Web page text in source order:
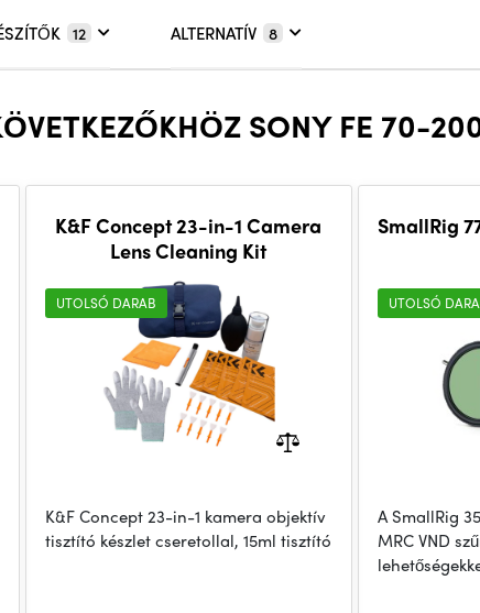
12 ALTERNATÍV 8
SONY FE 70-
K&F Concept 23-in-1 Camera
Lens Cleaning Kit
UTOLSÓ DARAB
K&F Concept 23-in-1 kamera objektív
tisztító készlet cseretollal, 15ml tisztító
SmallRig
UTOLSÓ
A SmallRig
MRC VND